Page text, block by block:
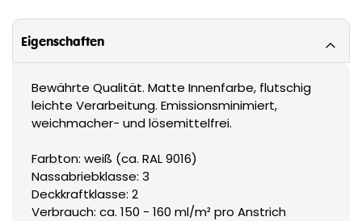
Eigenschaften
Bewährte Qualität. Matte Innenfarbe, flutschig
leichte Verarbeitung. Emissionsminimiert,
weichmacher- und lösemittelfrei.
Farbton: weiß (ca. RAL 9016)
Nassabriebklasse: 3
Deckkraftklasse: 2
Verbrauch: ca. 150 - 160 ml/m² pro Anstrich